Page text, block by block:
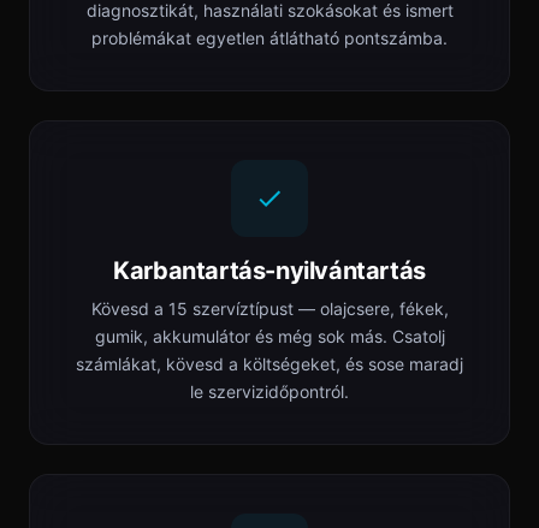
diagnosztikát, használati szokásokat és ismert
problémákat egyetlen átlátható pontszámba.
Karbantartás-nyilvántartás
Kövesd a 15 szervíztípust — olajcsere, fékek,
gumik, akkumulátor és még sok más. Csatolj
számlákat, kövesd a költségeket, és sose maradj
le szervizidőpontról.